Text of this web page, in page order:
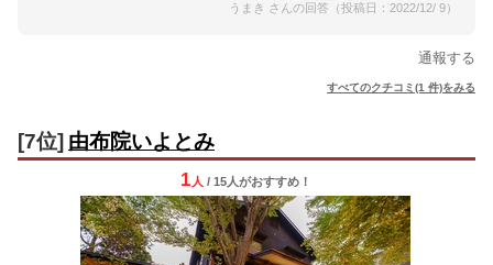
うまき さんの回答（投稿日：2022/12/ 9）
通報する
すべてのクチコミ(1 件)をみる
[7位] 由布院いよとみ
1 人 / 15人がおすすめ！